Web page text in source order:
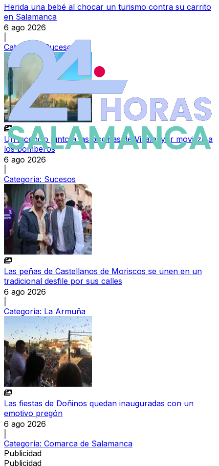
Herida una bebé al chocar un turismo contra su carrito
en Salamanca
6 ago 2026
Categoría:
Sucesos
Un incendio junto a las piscinas de Villamayor moviliza a
los bomberos
6 ago 2026
Categoría: Sucesos
Las peñas de Castellanos de Moriscos se unen en un
tradicional desfile por sus calles
6 ago 2026
Categoría: La Armuña
Las fiestas de Doñinos quedan inauguradas con un
emotivo pregón
6 ago 2026
Categoría: Comarca de Salamanca
Publicidad
Publicidad